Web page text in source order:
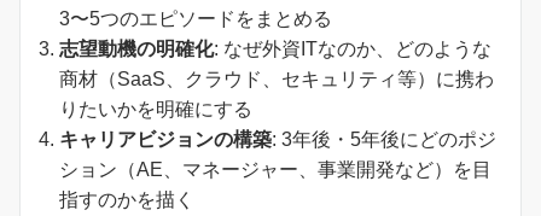
3〜5つのエピソードをまとめる
志望動機の明確化: なぜ外資ITなのか、どのような
商材（SaaS、クラウド、セキュリティ等）に携わ
りたいかを明確にする
キャリアビジョンの構築: 3年後・5年後にどのポジ
ション（AE、マネージャー、事業開発など）を目
指すのかを描く